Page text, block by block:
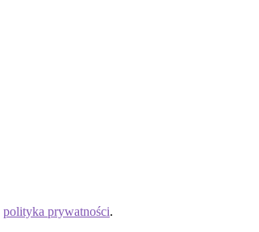
polityka prywatności.